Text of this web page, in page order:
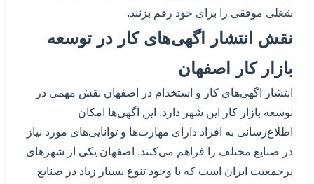
شغلی موفقی را برای خود رقم بزنند.
نقش انتشار اگهی‌های کار در توسعه
بازار کار اصفهان
انتشار اگهی‌های کار و استخدام در اصفهان نقش مهمی در
توسعه بازار کار این شهر دارد. این اگهی‌ها امکان
اطلاع‌رسانی به افراد دارای مهارت‌ها و توانایی‌های مورد نیاز
در صنایع مختلف را فراهم می‌کنند. اصفهان یکی از شهرهای
پرجمعیت ایران است که با وجود تنوع بسیار زیاد در صنایع